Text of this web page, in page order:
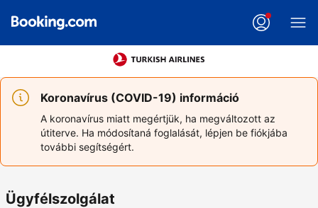
Koronavírus (COVID-19) információ
A koronavírus miatt megértjük, ha megváltozott az
útiterve. Ha módosítaná foglalását, lépjen be fiókjába
további segítségért.
Ügyfélszolgálat